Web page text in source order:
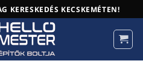
KERESKEDÉS KECSKEMÉTEN!